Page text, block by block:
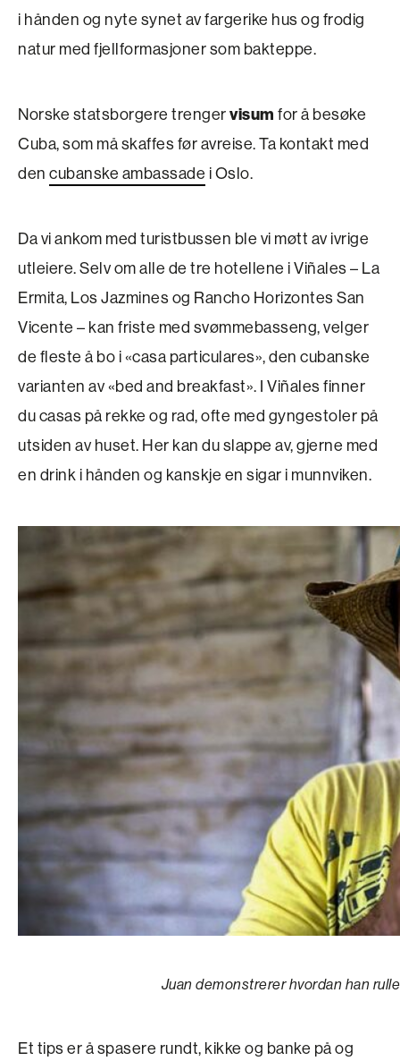
i hånden og nyte synet av fargerike hus og frodig
natur med fjellformasjoner som bakteppe.
Norske statsborgere trenger visum for å besøke
Cuba, som må skaffes før avreise. Ta kontakt med
den cubanske ambassade i Oslo.
Da vi ankom med turistbussen ble vi møtt av ­ivrige
utleiere. Selv om alle de tre hotellene i Viñales – La
Ermita, Los Jazmines og Rancho Horizontes San
Vicente – kan friste med svømme­basseng, velger
de fleste å bo i «casa particulares», den cubanske
varianten av «bed and breakfast». I Viñales finner
du casas på rekke og rad, ofte med gyngestoler på
utsiden av huset. Her kan du slappe av, gjerne med
en drink i hånden og kanskje en sigar i munnviken.
Juan demonstrerer hvordan han
Et tips er å spasere rundt, kikke og banke på og